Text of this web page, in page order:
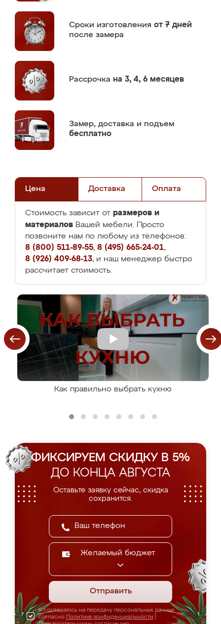
Сроки изготовления от 7 дней
после замера
Рассрочка на 3, 4, 6 месяцев
Замер, доставка и подъем
бесплатно
Цена Доставка Оплата
Стоимость зависит от размеров и
материалов Вашей мебели. Просто
позвоните нам по любому из телефонов:
8 (800) 511-89-55, 8 (495) 665-24-01,
8 (926) 409-68-13, и наш менеджер быстро
рассчитает стоимость.
Как правильно выбрать кухню
ФИКСИРУЕМ СКИДКУ В 5%
ДО КОНЦА АВГУСТА
Оставьте заявку сейчас, скидка
сохранится.
Желаемый бюджет
Отправить
Я соглашаюсь на передачу персональных данных
согласно Политике конфиденциальности